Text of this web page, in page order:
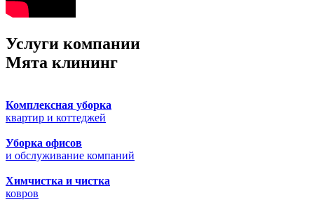
Услуги компании
Мята клининг
Комплексная уборка
квартир и коттеджей
Уборка офисов
и обслуживание компаний
Химчистка и чистка
ковров